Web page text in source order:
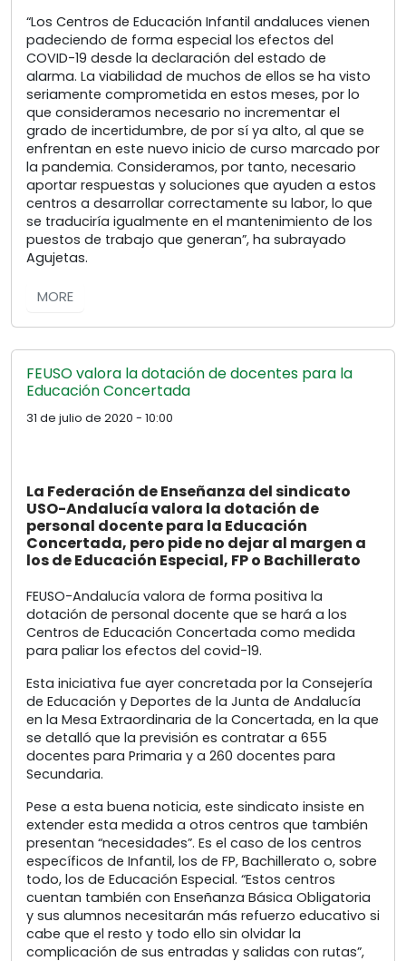
“Los Centros de Educación Infantil andaluces vienen
padeciendo de forma especial los efectos del
COVID-19 desde la declaración del estado de
alarma. La viabilidad de muchos de ellos se ha visto
seriamente comprometida en estos meses, por lo
que consideramos necesario no incrementar el
grado de incertidumbre, de por sí ya alto, al que se
enfrentan en este nuevo inicio de curso marcado por
la pandemia. Consideramos, por tanto, necesario
aportar respuestas y soluciones que ayuden a estos
centros a desarrollar correctamente su labor, lo que
se traduciría igualmente en el mantenimiento de los
puestos de trabajo que generan”, ha subrayado
Agujetas.
MORE
FEUSO valora la dotación de docentes para la
Educación Concertada
31 de julio de 2020 - 10:00
La Federación de Enseñanza del sindicato
USO-Andalucía valora la dotación de
personal docente para la Educación
Concertada, pero pide no dejar al margen a
los de Educación Especial, FP o Bachillerato
FEUSO-Andalucía valora de forma positiva la
dotación de personal docente que se hará a los
Centros de Educación Concertada como medida
para paliar los efectos del covid-19.
Esta iniciativa fue ayer concretada por la Consejería
de Educación y Deportes de la Junta de Andalucía
en la Mesa Extraordinaria de la Concertada, en la que
se detalló que la previsión es contratar a 655
docentes para Primaria y a 260 docentes para
Secundaria.
Pese a esta buena noticia, este sindicato insiste en
extender esta medida a otros centros que también
presentan “necesidades”. Es el caso de los centros
específicos de Infantil, los de FP, Bachillerato o, sobre
todo, los de Educación Especial. “Estos centros
cuentan también con Enseñanza Básica Obligatoria
y sus alumnos necesitarán más refuerzo educativo si
cabe que el resto y todo ello sin olvidar la
complicación de sus entradas y salidas con rutas”,